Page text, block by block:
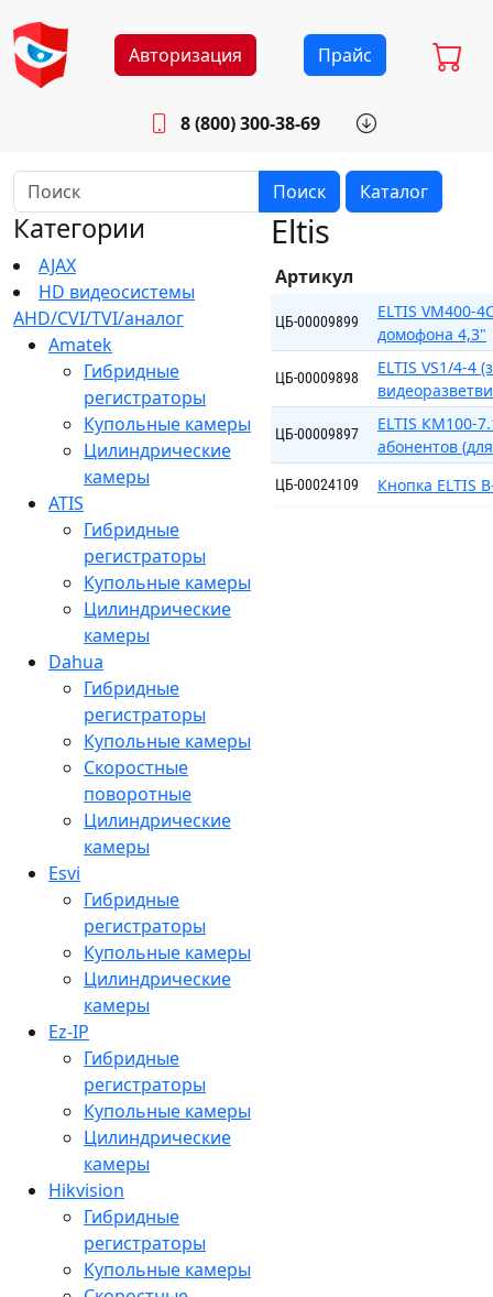
Авторизация Прайс
8 (800) 300-38-69
Будни: 8.30 - 17.00
Поиск Каталог
Категории
AJAX
HD видеосистемы
AHD/CVI/TVI/аналог
Amatek
Гибридные
регистраторы
Купольные камеры
Цилиндрические
камеры
ATIS
Гибридные
регистраторы
Купольные камеры
Цилиндрические
камеры
Dahua
Гибридные
регистраторы
Купольные камеры
Скоростные
поворотные
Цилиндрические
камеры
Esvi
Гибридные
регистраторы
Купольные камеры
Цилиндрические
камеры
Ez-IP
Гибридные
регистраторы
Купольные камеры
Цилиндрические
камеры
Hikvision
Гибридные
регистраторы
Купольные камеры
Eltis
Артикул
ЦБ-00009899
ELTIS VM400-
домофона 4,3"
ЦБ-00009898
ELTIS VS1/4-4
ЦБ-00009897
ELTIS КМ100-
абонентов
ЦБ-00024109 Кнопка ELTIS